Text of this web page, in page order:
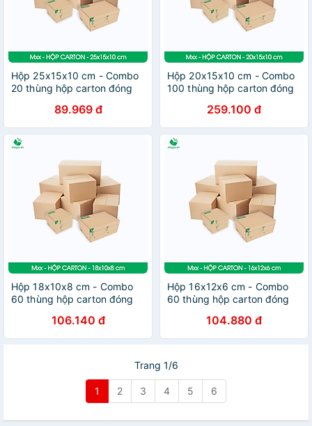
Hộp 25x15x10 cm - Combo
20 thùng hộp carton đóng
89.969 đ
Hộp 20x15x10 cm - Combo
100 thùng hộp carton đóng
259.100 đ
Hộp 18x10x8 cm - Combo
60 thùng hộp carton đóng
106.140 đ
Hộp 16x12x6 cm - Combo
60 thùng hộp carton đóng
104.880 đ
Trang 1/6
1 2 3 4 5 6